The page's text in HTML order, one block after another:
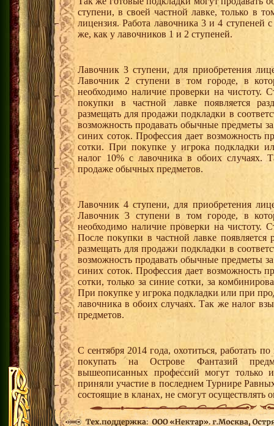
ступени, в своей частной лавке, только в
лицензия. Работа лавочника 3 и 4 ступеней
же, как у лавочников 1 и 2 ступеней.
Лавочник 3 ступени, для приобретения
Лавочник 2 ступени в том городе, в
необходимо наличие проверки на чистоту.
покупки в частной лавке появляется
размещать для продажи подкладки в
возможность продавать обычные предметы
синих соток. Профессия дает возможность
сотки. При покупке у игрока подкладки
налог 10% с лавочника в обоих случаях.
продаже обычных предметов.
Лавочник 4 ступени, для приобретения
Лавочник 3 ступени в том городе, в
необходимо наличие проверки на чистоту.
После покупки в частной лавке
размещать для продажи подкладки в
возможность продавать обычные предметы
синих соток. Профессия дает возможность
сотки, только за синие сотки, за
При покупке у игрока подкладки или при
лавочника в обоих случаях. Так же налог
предметов.
С сентября 2014 года, охотиться, работать
покупать на Острове Фантазий
вышеописанных профессий могут только
приняли участие в последнем Турнире
состоящие в кланах, не смогут осуществлять